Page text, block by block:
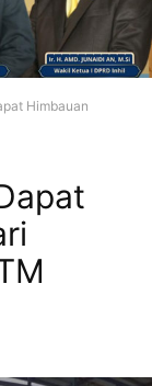
Himbauan